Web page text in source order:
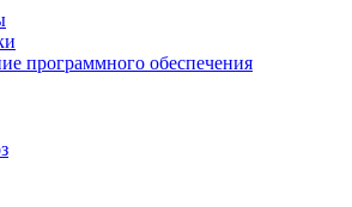
программного обеспечения